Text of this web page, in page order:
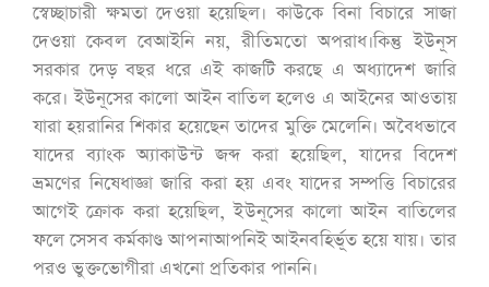
স্বেচ্ছাচারী ক্ষমতা দেওয়া হয়েছিল। কাউকে বিনা বিচারে সাজা
দেওয়া কেবল বেআইনি নয়, রীতিমতো অপরাধ।কিন্তু ইউনূস
সরকার দেড় বছর ধরে এই কাজটি করছে এ অধ্যাদেশ জারি
করে। ইউনূসের কালো আইন বাতিল হলেও এ আইনের আওতায়
যারা হয়রানির শিকার হয়েছেন তাদের মুক্তি মেলেনি। অবৈধভাবে
যাদের ব্যাংক অ্যাকাউন্ট জব্দ করা হয়েছিল, যাদের বিদেশ
ভ্রমণের নিষেধাজ্ঞা জারি করা হয় এবং যাদের সম্পত্তি বিচারের
আগেই ক্রোক করা হয়েছিল, ইউনূসের কালো আইন বাতিলের
ফলে সেসব কর্মকাণ্ড আপনাআপনিই আইনবহির্ভূত হয়ে যায়। তার
পরও ভুক্তভোগীরা এখনো প্রতিকার পাননি।